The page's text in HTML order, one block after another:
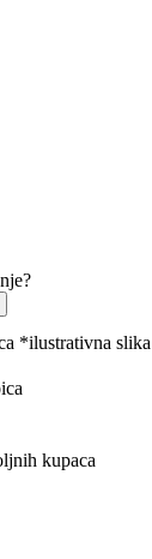
*ilustrativna slika
kupaca